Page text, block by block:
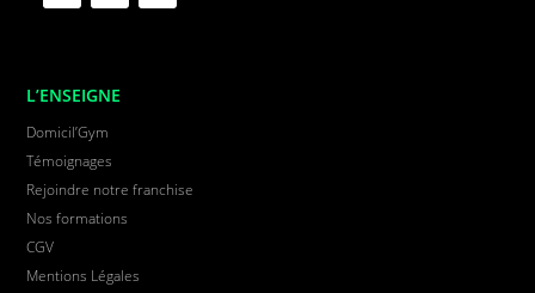
L’ENSEIGNE
Domicil’Gym
Témoignages
Rejoindre notre franchise
Nos formations
CGV
Mentions Légales